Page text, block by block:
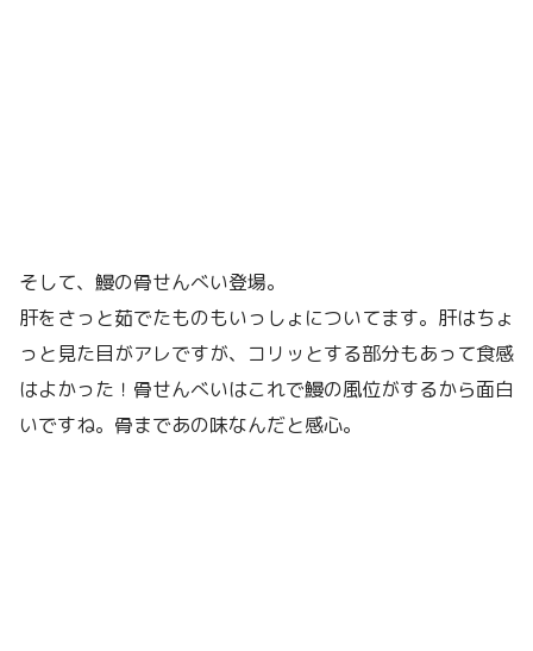
そして、鰻の骨せんべい登場。
肝をさっと茹でたものもいっしょについてます。肝はちょ
っと見た目がアレですが、コリッとする部分もあって食感
はよかった！骨せんべいはこれで鰻の風位がするから面白
いですね。骨まであの味なんだと感心。